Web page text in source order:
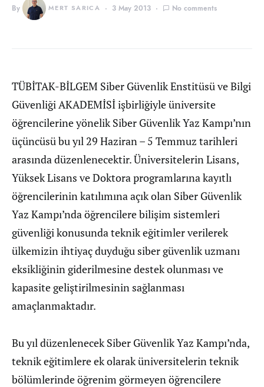
By MERT SARICA 3 May 2013 No comments
TÜBİTAK-BİLGEM Siber Güvenlik Enstitüsü ve Bilgi
Güvenliği AKADEMİSİ işbirliğiyle üniversite
öğrencilerine yönelik Siber Güvenlik Yaz Kampı’nın
üçüncüsü bu yıl 29 Haziran – 5 Temmuz tarihleri
arasında düzenlenecektir. Üniversitelerin Lisans,
Yüksek Lisans ve Doktora programlarına kayıtlı
öğrencilerinin katılımına açık olan Siber Güvenlik
Yaz Kampı’nda öğrencilere bilişim sistemleri
güvenliği konusunda teknik eğitimler verilerek
ülkemizin ihtiyaç duyduğu siber güvenlik uzmanı
eksikliğinin giderilmesine destek olunması ve
kapasite geliştirilmesinin sağlanması
amaçlanmaktadır.
Bu yıl düzenlenecek Siber Güvenlik Yaz Kampı’nda,
teknik eğitimlere ek olarak üniversitelerin teknik
bölümlerinde öğrenim görmeyen öğrencilere